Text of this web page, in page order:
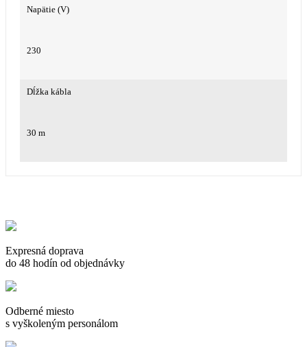
Napätie (V)
230
Dĺžka kábla
30 m
Expresná doprava
do 48 hodín od objednávky
Odberné miesto
s vyškoleným personálom